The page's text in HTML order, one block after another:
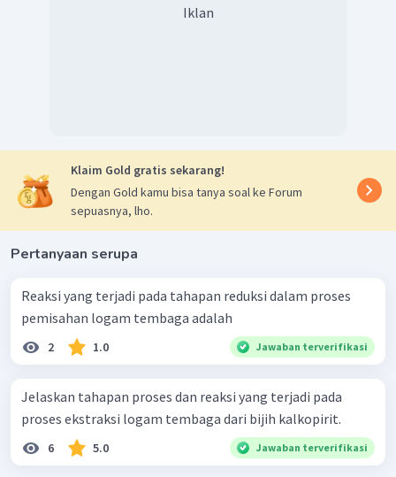
Iklan
Klaim Gold gratis sekarang!
Dengan Gold kamu bisa tanya soal ke Forum
sepuasnya, lho.
Pertanyaan serupa
Reaksi yang terjadi pada tahapan reduksi dalam proses
pemisahan logam tembaga adalah
2 1.0 Jawaban terverifikasi
Jelaskan tahapan proses dan reaksi yang terjadi pada
proses ekstraksi logam tembaga dari bijih kalkopirit.
6 5.0 Jawaban terverifikasi